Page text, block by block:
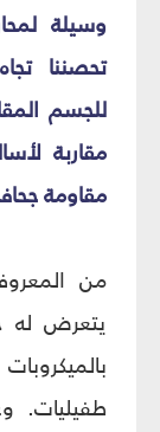
وسيلة
تحصننا
للجسم
مقاربة
مقاومة
من
يتعرض له
طفيليات.